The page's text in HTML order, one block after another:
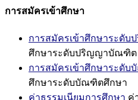
การสมัครเข้าศึกษา
การสมัครเข้าศึกษาระดั
ศึกษาระดับปริญญาบัณฑิต
การสมัครเข้าศึกษาระดับ
ศึกษาระดับบัณฑิตศึกษา
ค่าธรรมเนียมการศึกษา ค่